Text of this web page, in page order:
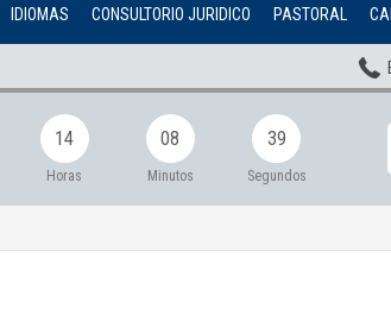
IDIOMAS CONSULTORIO JURIDICO PASTORAL
14
Horas
08
Minutos
39
Segundos
Pregrados
Planta